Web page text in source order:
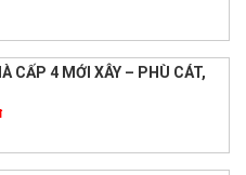
CẤP 4 MỚI XÂY – PHÙ CÁT,